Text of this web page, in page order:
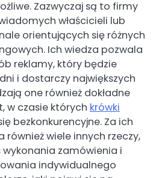
Zazwyczaj są to firmy
właścicieli lub
orientujących się różnych
Ich wiedza pozwala
reklamy, który będzie
i dostarczy największych
one również dokładne
w czasie których krówki
bezkonkurencyjne. Za ich
wiele innych rzeczy,
zamówienia i
indywidualnego